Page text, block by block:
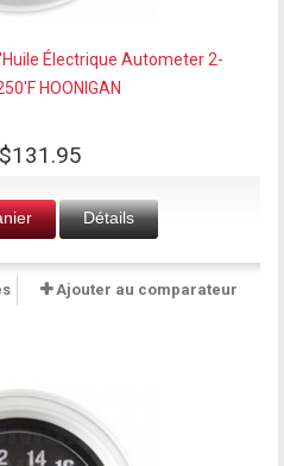
Électrique Autometer 2-
HOONIGAN
Détails
Ajouter au comparateur